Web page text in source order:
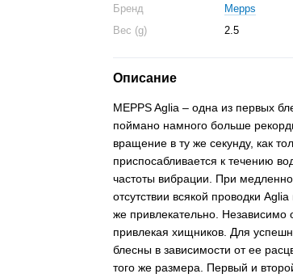
Бренд
Mepps
Вес (g)
2.5
Описание
MEPPS Aglia – одна из первых
поймано намного больше
вращение в ту же секунду, как
приспосабливается к течению
частоты вибрации. При
отсутствии всякой проводки
же привлекательно. Независимо
привлекая хищников. Для
блесны в зависимости от ее
того же размера. Первый и